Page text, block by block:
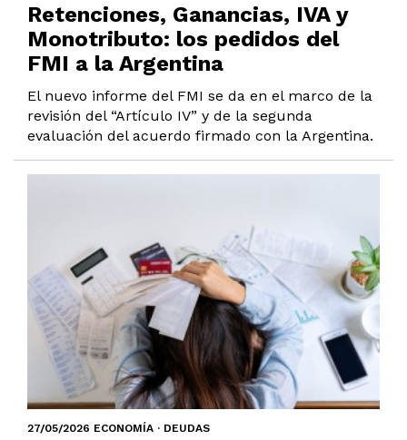
Retenciones, Ganancias, IVA y
Monotributo: los pedidos del
FMI a la Argentina
El nuevo informe del FMI se da en el marco de la
revisión del “Artículo IV” y de la segunda
evaluación del acuerdo firmado con la Argentina.
27/05/2026 ECONOMÍA · DEUDAS